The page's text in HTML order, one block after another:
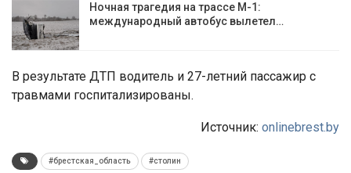
Ночная трагедия на трассе М-1:
международный автобус вылетел…
В результате ДТП водитель и 27-летний пассажир с
травмами госпитализированы.
Источник: onlinebrest.by
#брестская_область #столин